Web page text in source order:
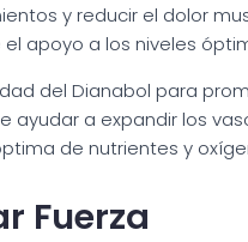
y reducir el dolor
apoyo a los niveles
del Dianabol para
ayudar a expandir los
de nutrientes y
Fuerza